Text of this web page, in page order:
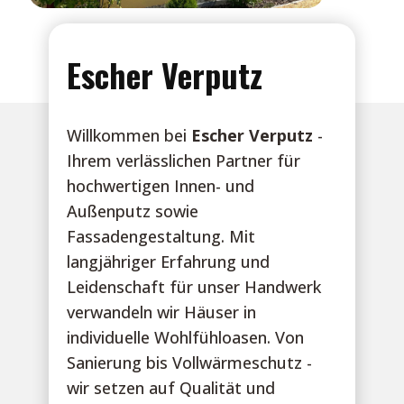
Escher Verputz
Willkommen bei Escher Verputz -
Ihrem verlässlichen Partner für
hochwertigen Innen- und
Außenputz sowie
Fassadengestaltung. Mit
langjähriger Erfahrung und
Leidenschaft für unser Handwerk
verwandeln wir Häuser in
individuelle Wohlfühloasen. Von
Sanierung bis Vollwärmeschutz -
wir setzen auf Qualität und